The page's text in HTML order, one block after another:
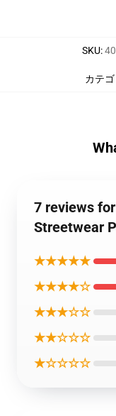
SKU:
カテ
7 reviews
Streetwear
★★★★★
★★★★☆
★★★☆☆
★★☆☆☆
★☆☆☆☆